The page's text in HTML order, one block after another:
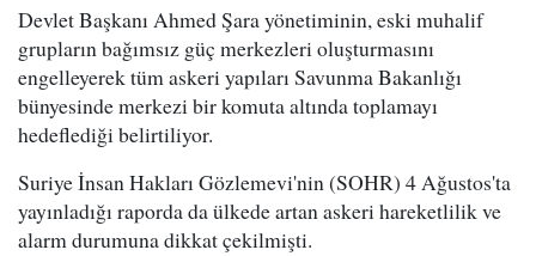
Devlet Başkanı Ahmed Şara yönetiminin, eski muhalif
grupların bağımsız güç merkezleri oluşturmasını
engelleyerek tüm askeri yapıları Savunma Bakanlığı
bünyesinde merkezi bir komuta altında toplamayı
hedeflediği belirtiliyor.
Suriye İnsan Hakları Gözlemevi'nin (SOHR) 4 Ağustos'ta
yayınladığı raporda da ülkede artan askeri hareketlilik ve
alarm durumuna dikkat çekilmişti.